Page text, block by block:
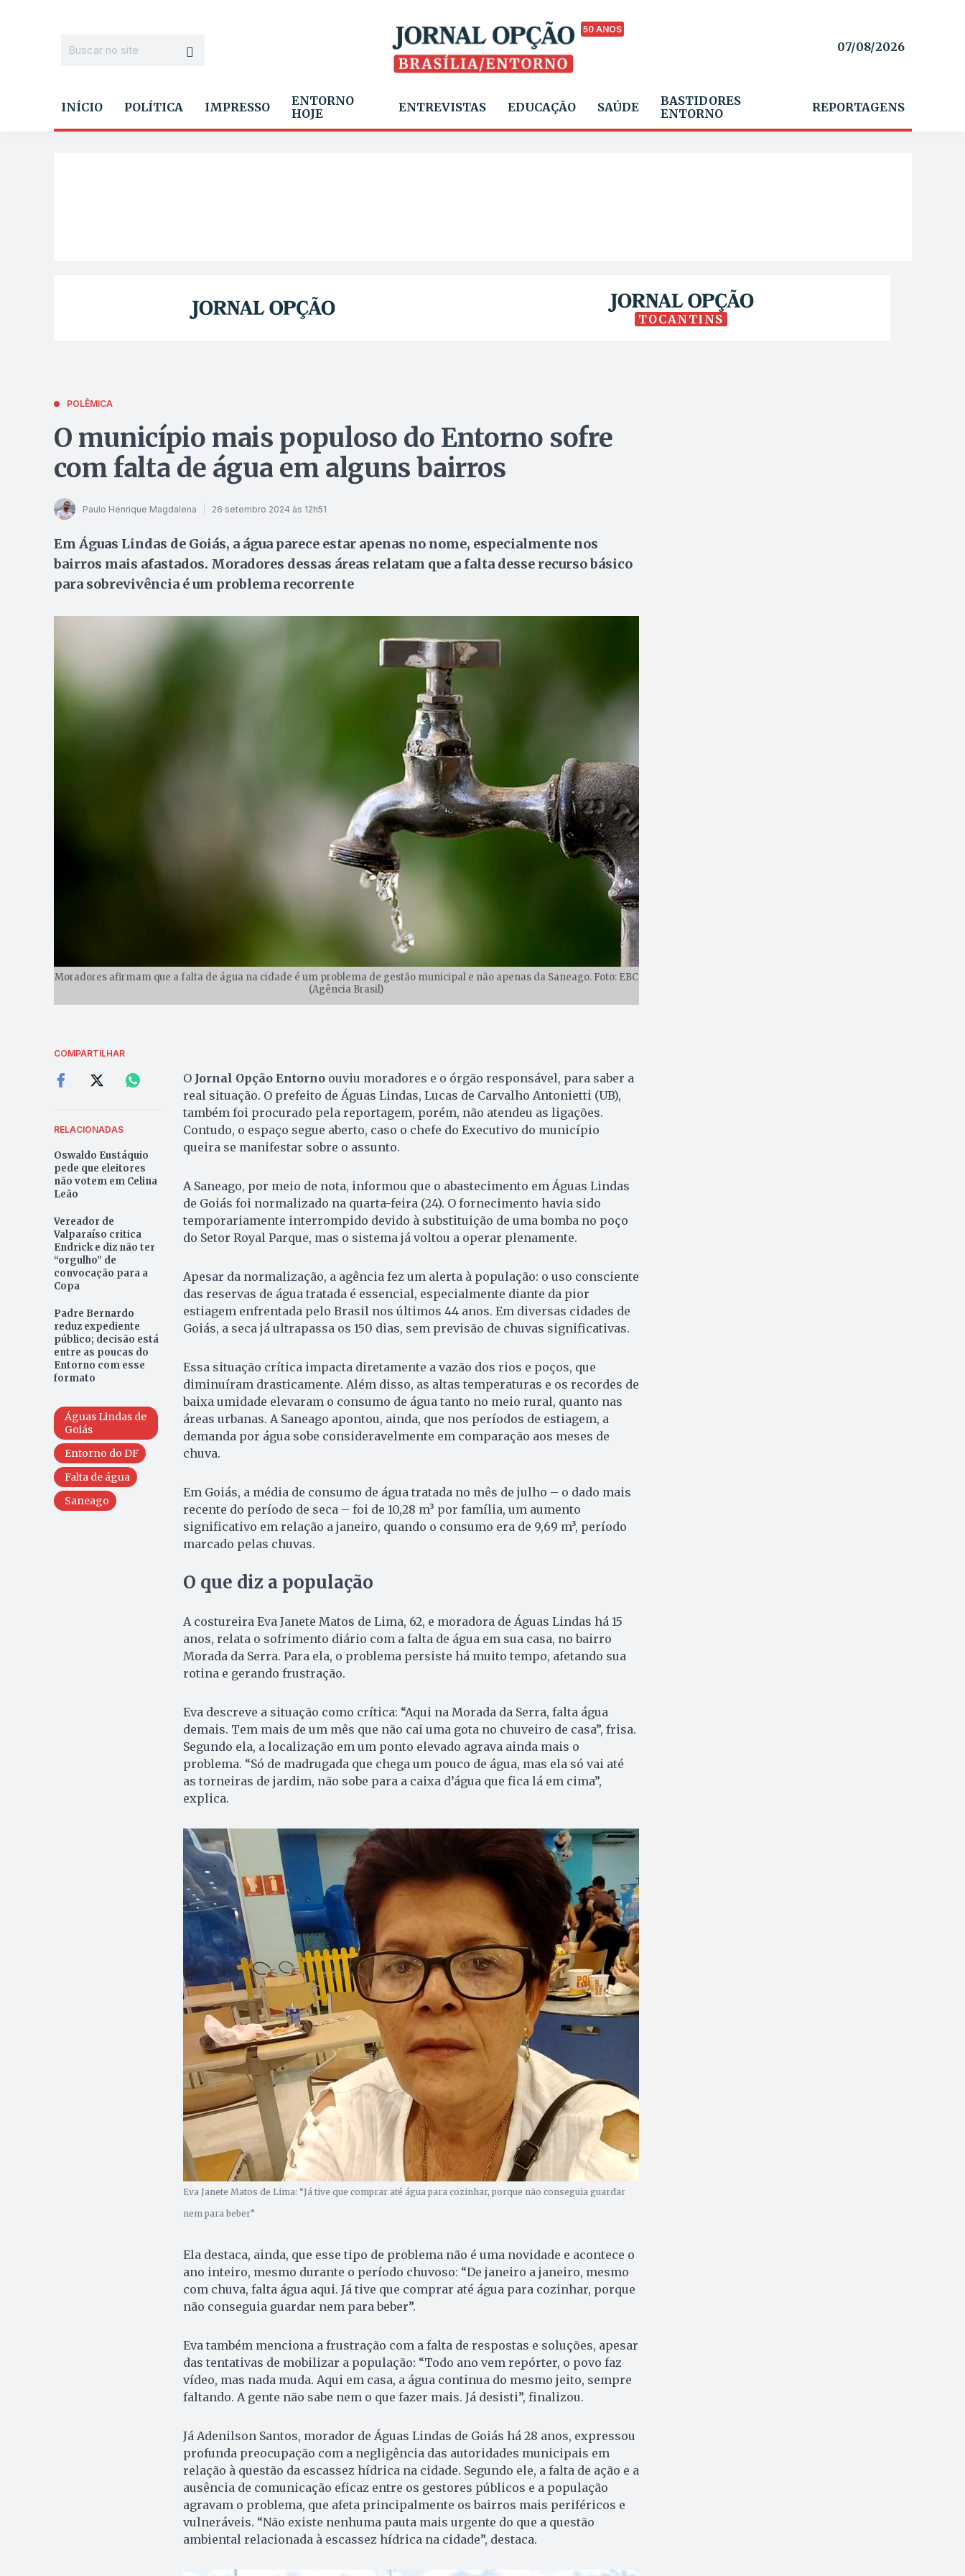
50 ANOS
07/08/2026
INÍCIO POLÍTICA IMPRESSO
ENTORNO
HOJE
ENTREVISTAS EDUCAÇÃO SAÚDE
BASTIDORES
ENTORNO
REPORTAGENS
TOCANTINS
POLÊMICA
O município mais populoso do Entorno sofre
com falta de água em alguns bairros
Paulo Henrique Magdalena 26 setembro 2024 às 12h51
Em Águas Lindas de Goiás, a água parece estar apenas no nome, especialmente nos
bairros mais afastados. Moradores dessas áreas relatam que a falta desse recurso básico
para sobrevivência é um problema recorrente
Moradores afirmam que a falta de água na cidade é um problema de gestão municipal e não apenas da Saneago. Foto: EBC
(Agência Brasil)
COMPARTILHAR
RELACIONADAS
Oswaldo Eustáquio
pede que eleitores
não votem em Celina
Leão
Vereador de
Valparaíso critica
Endrick e diz não ter
“orgulho” de
convocação para a
Copa
Padre Bernardo
reduz expediente
público; decisão está
entre as poucas do
Entorno com esse
formato
Águas Lindas de
Goiás
Entorno do DF
Falta de água
Saneago
O Jornal Opção Entornoouviu moradores e o órgão responsável, para saber a
real situação. O prefeito de Águas Lindas, Lucas de Carvalho Antonietti (UB),
também foi procurado pela reportagem, porém, não atendeu as ligações.
Contudo, o espaço segue aberto, caso o chefe do Executivo do município
queira se manifestar sobre o assunto.
A Saneago, por meio de nota, informou que o abastecimento em Águas Lindas
de Goiás foi normalizado na quarta-feira (24). O fornecimento havia sido
temporariamente interrompido devido à substituição de uma bomba no poço
do Setor Royal Parque, mas o sistema já voltou a operar plenamente.
Apesar da normalização, a agência fez um alerta à população: o uso consciente
das reservas de água tratada é essencial, especialmente diante da pior
estiagem enfrentada pelo Brasil nos últimos 44 anos. Em diversas cidades de
Goiás, a seca já ultrapassa os 150 dias, sem previsão de chuvas significativas.
Essa situação crítica impacta diretamente a vazão dos rios e poços, que
diminuíram drasticamente. Além disso, as altas temperaturas e os recordes de
baixa umidade elevaram o consumo de água tanto no meio rural, quanto nas
áreas urbanas. A Saneago apontou, ainda, que nos períodos de estiagem, a
demanda por água sobe consideravelmente em comparação aos meses de
chuva.
Em Goiás, a média de consumo de água tratada no mês de julho – o dado mais
recente do período de seca – foi de 10,28 m³ por família, um aumento
significativo em relação a janeiro, quando o consumo era de 9,69 m³, período
marcado pelas chuvas.
O que diz a população
A costureira Eva Janete Matos de Lima, 62, e moradora de Águas Lindas há 15
anos, relata o sofrimento diário com a falta de água em sua casa, no bairro
Morada da Serra. Para ela, o problema persiste há muito tempo, afetando sua
rotina e gerando frustração.
Eva descreve a situação como crítica: “Aqui na Morada da Serra, falta água
demais. Tem mais de um mês que não cai uma gota no chuveiro de casa”, frisa.
Segundo ela, a localização em um ponto elevado agrava ainda mais o
problema. “Só de madrugada que chega um pouco de água, mas ela só vai até
as torneiras de jardim, não sobe para a caixa d’água que fica lá em cima”,
explica.
Eva Janete Matos de Lima: “Já tive que comprar até água para cozinhar, porque não conseguia guardar
nem para beber”
Ela destaca, ainda, que esse tipo de problema não é uma novidade e acontece o
ano inteiro, mesmo durante o período chuvoso: “De janeiro a janeiro, mesmo
com chuva, falta água aqui. Já tive que comprar até água para cozinhar, porque
não conseguia guardar nem para beber”.
Eva também menciona a frustração com a falta de respostas e soluções, apesar
das tentativas de mobilizar a população: “Todo ano vem repórter, o povo faz
vídeo, mas nada muda. Aqui em casa, a água continua do mesmo jeito, sempre
faltando. A gente não sabe nem o que fazer mais. Já desisti”, finalizou.
Já Adenilson Santos, morador de Águas Lindas de Goiás há 28 anos, expressou
profunda preocupação com a negligência das autoridades municipais em
relação à questão da escassez hídrica na cidade. Segundo ele, a falta de ação e a
ausência de comunicação eficaz entre os gestores públicos e a população
agravam o problema, que afeta principalmente os bairros mais periféricos e
vulneráveis. “Não existe nenhuma pauta mais urgente do que a questão
ambiental relacionada à escassez hídrica na cidade”, destaca.